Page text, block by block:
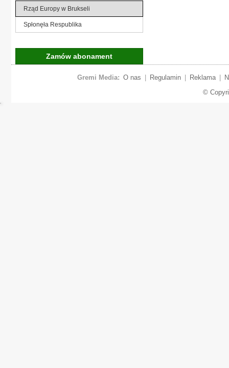
Rząd Europy w Brukseli
Spłonęła Respublika
Zamów abonament
Gremi Media: O nas Regulamin Reklama
©